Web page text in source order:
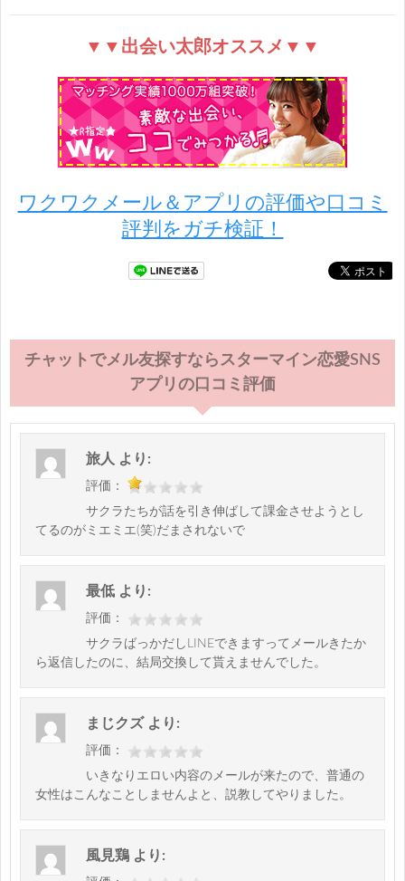
▼▼出会い太郎オススメ▼▼
ワクワクメール＆アプリの評価や口コミ
評判をガチ検証！
チャットでメル友探すならスターマイン恋愛SNS
アプリの口コミ評価
旅人 より:
評価：
サクラたちが話を引き伸ばして課金させようとし
てるのがミエミエ(笑)だまされないで
最低 より:
評価：
サクラばっかだしLINEできますってメールきたか
ら返信したのに、結局交換して貰えませんでした。
まじクズ より:
評価：
いきなりエロい内容のメールが来たので、普通の
女性はこんなことしませんよと、説教してやりました。
風見鶏 より: